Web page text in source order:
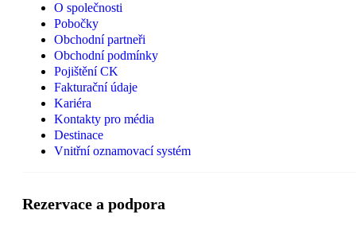
O společnosti
Pobočky
Obchodní partneři
Obchodní podmínky
Pojištění CK
Fakturační údaje
Kariéra
Kontakty pro média
Destinace
Vnitřní oznamovací systém
Rezervace a podpora